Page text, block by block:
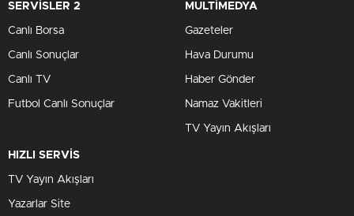
SERVİSLER 2
Canlı Borsa
Canlı Sonuçlar
Canlı TV
Futbol Canlı Sonuçlar
MULTİMEDYA
Gazeteler
Hava Durumu
Haber Gönder
Namaz Vakitleri
TV Yayın Akışları
HIZLI SERVİS
TV Yayın Akışları
Yazarlar Site